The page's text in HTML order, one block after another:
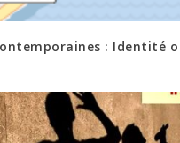
: Identité o